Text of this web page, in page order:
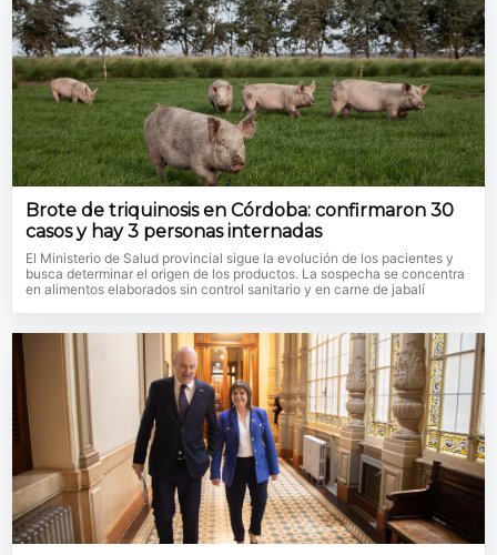
Brote de triquinosis en Córdoba: confirmaron 30
casos y hay 3 personas internadas
El Ministerio de Salud provincial sigue la evolución de los pacientes y
busca determinar el origen de los productos. La sospecha se concentra
en alimentos elaborados sin control sanitario y en carne de jabalí